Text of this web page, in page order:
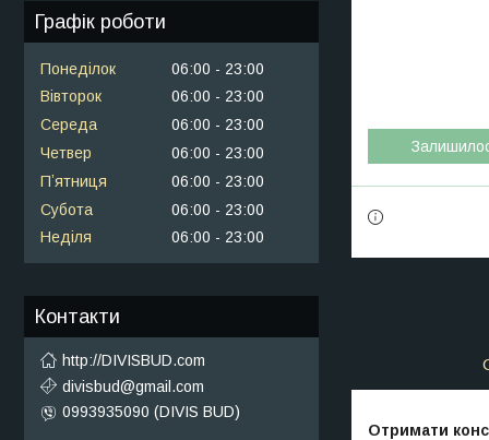
Отримати
Графік роботи
Понеділок 06:00
23:00
Вівторок
06:00
23:00
Середа
06:00
23:00
Четвер
06:00
23:00
Пʼятниця
06:00
23:00
Субота
06:00
23:00
Неділя
06:00 23:00
Контакти
http://DIVISBUD.com
divisbud@gmail.com
0993935090 (DIVIS BUD)